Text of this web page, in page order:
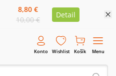
8,80 €
10,00 €
Detail
Konto Wishlist Košík Menu